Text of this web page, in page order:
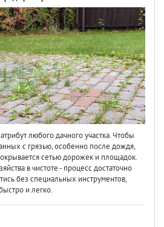
любого дачного участка. Чтобы
с грязью, особенно после дождя,
сетью дорожек и площадок.
в чистоте - процесс достаточно
без специальных инструментов,
и легко.